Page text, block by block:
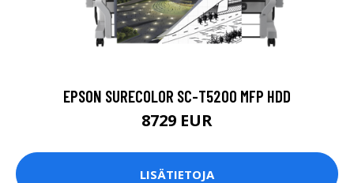
EPSON SURECOLOR SC-T5200 MFP HDD
8729 EUR
LISÄTIETOJA